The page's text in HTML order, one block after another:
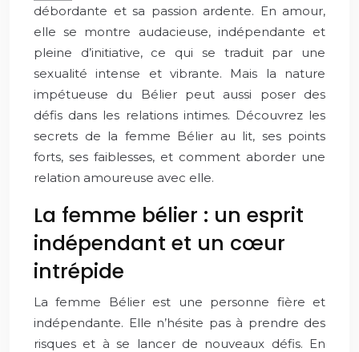
débordante et sa passion ardente. En amour,
elle se montre audacieuse, indépendante et
pleine d’initiative, ce qui se traduit par une
sexualité intense et vibrante. Mais la nature
impétueuse du Bélier peut aussi poser des
défis dans les relations intimes. Découvrez les
secrets de la femme Bélier au lit, ses points
forts, ses faiblesses, et comment aborder une
relation amoureuse avec elle.
La femme bélier : un esprit
indépendant et un cœur
intrépide
La femme Bélier est une personne fière et
indépendante. Elle n’hésite pas à prendre des
risques et à se lancer de nouveaux défis. En